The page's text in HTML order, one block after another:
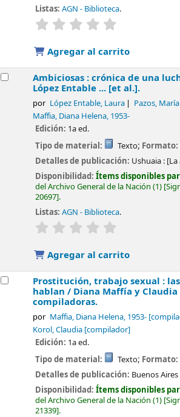
Listas: AGN - Biblioteca.
valoración
Agregar al carrito
Ambiciosas : crónica de una
López Entable ... [et al.].
por López Entable, Laura
Pazos,
Maffia, Diana Helena, 1953-
Edición: 1a ed.
Tipo de material:
Texto; Formato:
Detalles de publicación: Ushuaia :
Disponibilidad:Ítems disponibles
del Archivo General de la Nación (1)
20697 .
Listas: AGN - Biblioteca.
valoración
Agregar al carrito
Prostitución, trabajo sexual :
hablan / Diana Maffía y Claudia
compiladoras.
por Maffia, Diana Helena, 1953-
Korol, Claudia [compilador]
Edición: 1a ed.
Tipo de material:
Texto; Formato:
Detalles de publicación: Buenos Aires
Disponibilidad:Ítems disponibles
del Archivo General de la Nación (1)
21339 .